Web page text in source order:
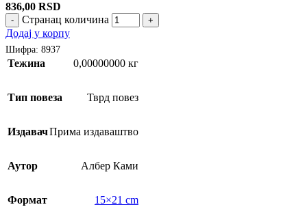
836,00 RSD
- Странац количина +
Додај у корпу
Шифра: 8937
Тежина 0,00000000 кг
Тип повеза Тврд повез
ИздавачПрима издаваштво
Аутор Албер Ками
Формат 15×21 cm